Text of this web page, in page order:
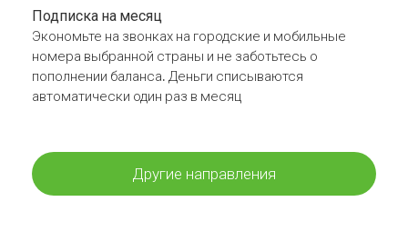
Подписка на месяц
Экономьте на звонках на городские и мобильные
номера выбранной страны и не заботьтесь о
пополнении баланса. Деньги списываются
автоматически один раз в месяц
Другие направления